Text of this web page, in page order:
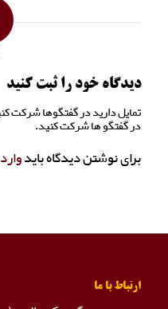
دیدگاه خود را ثبت کنید
تمایل دارید در گفتگوها شرکت
در گفتگو ها شرکت کنید.
برای نوشتن دیدگاه باید
ارتباط با ما